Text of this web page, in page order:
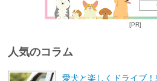
[PR]
人気のコラム
愛犬と楽しくドライブ